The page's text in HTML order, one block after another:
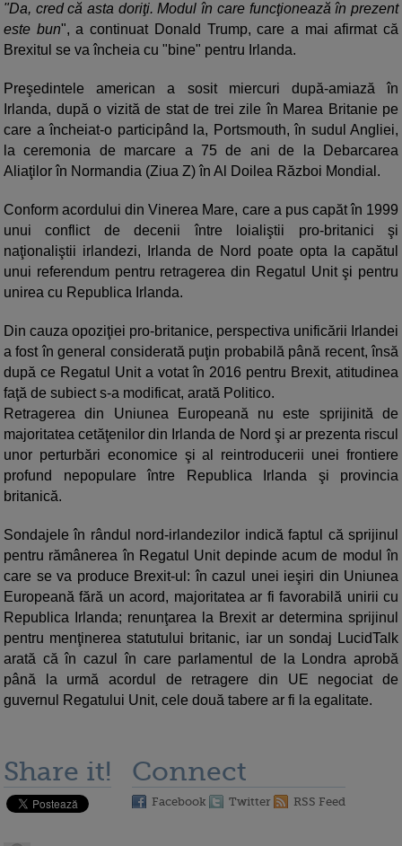
"Da, cred că asta doriţi. Modul în care funcţionează în prezent
este bun", a continuat Donald Trump, care a mai afirmat că
Brexitul se va încheia cu "bine" pentru Irlanda.
Preşedintele american a sosit miercuri după-amiază în
Irlanda, după o vizită de stat de trei zile în Marea Britanie pe
care a încheiat-o participând la, Portsmouth, în sudul Angliei,
la ceremonia de marcare a 75 de ani de la Debarcarea
Aliaţilor în Normandia (Ziua Z) în Al Doilea Război Mondial.
Conform acordului din Vinerea Mare, care a pus capăt în 1999
unui conflict de decenii între loialiştii pro-britanici şi
naţionaliştii irlandezi, Irlanda de Nord poate opta la capătul
unui referendum pentru retragerea din Regatul Unit şi pentru
unirea cu Republica Irlanda.
Din cauza opoziţiei pro-britanice, perspectiva unificării Irlandei
a fost în general considerată puţin probabilă până recent, însă
după ce Regatul Unit a votat în 2016 pentru Brexit, atitudinea
faţă de subiect s-a modificat, arată Politico.
Retragerea din Uniunea Europeană nu este sprijinită de
majoritatea cetăţenilor din Irlanda de Nord şi ar prezenta riscul
unor perturbări economice şi al reintroducerii unei frontiere
profund nepopulare între Republica Irlanda şi provincia
britanică.
Sondajele în rândul nord-irlandezilor indică faptul că sprijinul
pentru rămânerea în Regatul Unit depinde acum de modul în
care se va produce Brexit-ul: în cazul unei ieşiri din Uniunea
Europeană fără un acord, majoritatea ar fi favorabilă unirii cu
Republica Irlanda; renunţarea la Brexit ar determina sprijinul
pentru menţinerea statutului britanic, iar un sondaj LucidTalk
arată că în cazul în care parlamentul de la Londra aprobă
până la urmă acordul de retragere din UE negociat de
guvernul Regatului Unit, cele două tabere ar fi la egalitate.
Share it! Connect
Facebook Twitter RSS Feed